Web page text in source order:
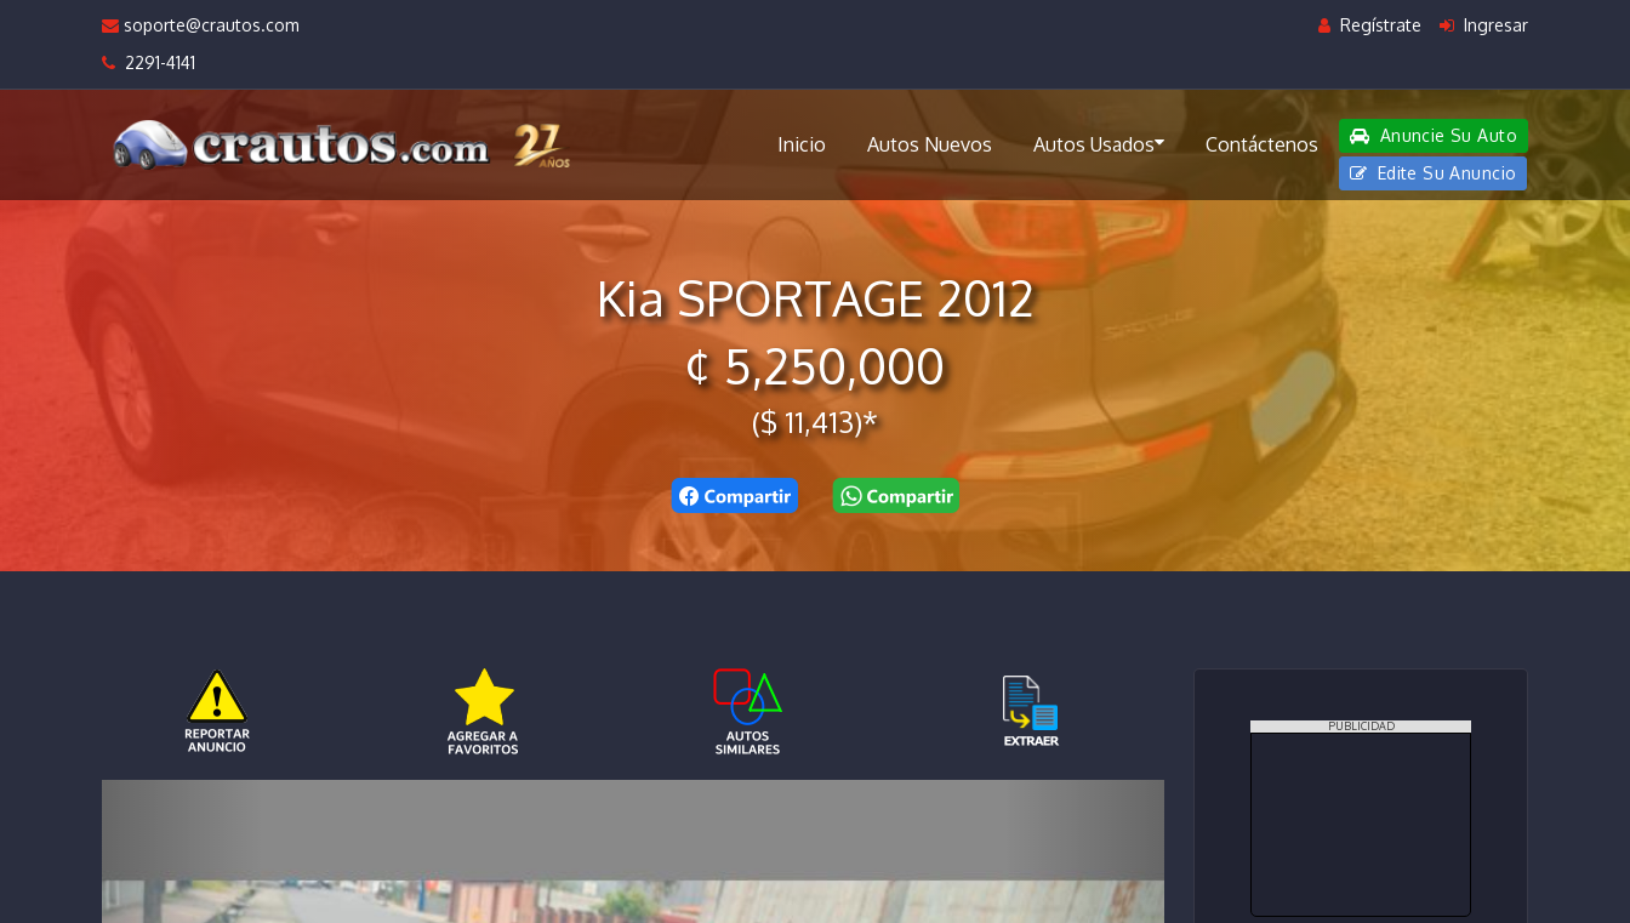
soporte@crautos.com
2291-4141
Regístrate Ingresar
Inicio Autos Nuevos Autos Usados Contáctenos
Anuncie Su Auto
Edite Su Anuncio
Kia SPORTAGE 2012
¢ 5,250,000
($ 11,413)*
PUBLICIDAD